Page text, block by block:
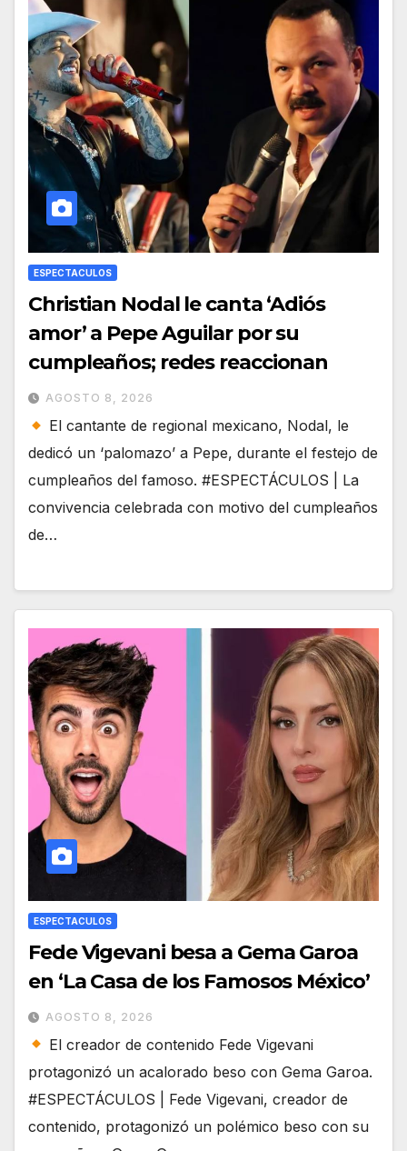
ESPECTACULOS
Christian Nodal le canta ‘Adiós
amor’ a Pepe Aguilar por su
cumpleaños; redes reaccionan
AGOSTO 8, 2026
El cantante de regional mexicano, Nodal, le
dedicó un ‘palomazo’ a Pepe, durante el festejo de
cumpleaños del famoso. #ESPECTÁCULOS | La
convivencia celebrada con motivo del cumpleaños
de…
ESPECTACULOS
Fede Vigevani besa a Gema Garoa
en ‘La Casa de los Famosos México’
AGOSTO 8, 2026
El creador de contenido Fede Vigevani
protagonizó un acalorado beso con Gema Garoa.
#ESPECTÁCULOS | Fede Vigevani, creador de
contenido, protagonizó un polémico beso con su